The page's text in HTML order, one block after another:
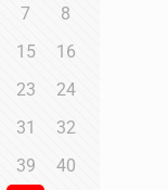
7
8
15
16
23
24
31
32
39
40